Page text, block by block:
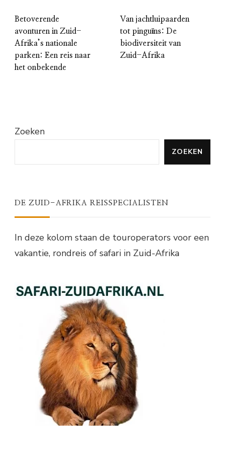
Betoverende
avonturen in Zuid-
Afrika’s nationale
parken: Een reis naar
het onbekende
Van jachtluipaarden
tot pinguïns: De
biodiversiteit van
Zuid-Afrika
Zoeken
ZOEKEN
DE ZUID-AFRIKA REISSPECIALISTEN
In deze kolom staan de touroperators voor een
vakantie, rondreis of safari in Zuid-Afrika